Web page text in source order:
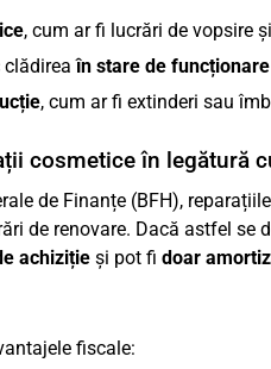
, cum ar fi lucrări de vopsire
clădireaîn stare de funcționare
, cum ar fi extinderi sau
cosmetice în legătură
de Finanțe (BFH),
de renovare. Dacă astfel se
achizițieși pot fi doar
fiscale: